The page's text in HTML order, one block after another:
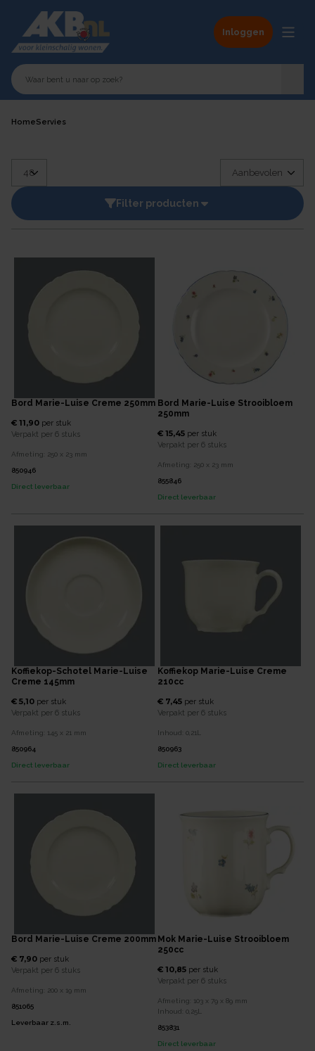
Inloggen
HomeServies
Filter producten
Bord Marie-Luise Creme 250mm
€ 11,90 per stuk
Verpakt per 6 stuks
Afmeting: 250 x 23 mm
850946
Direct leverbaar
Bord Marie-Luise Strooibloem
250mm
€ 15,45 per stuk
Verpakt per 6 stuks
Afmeting: 250 x 23 mm
855846
Direct leverbaar
Koffiekop-Schotel Marie-Luise
Creme 145mm
€ 5,10 per stuk
Verpakt per 6 stuks
Afmeting: 145 x 21 mm
850964
Direct leverbaar
Koffiekop Marie-Luise Creme
210cc
€ 7,45 per stuk
Verpakt per 6 stuks
Inhoud: 0,21L
850963
Direct leverbaar
Bord Marie-Luise Creme 200mm
€ 7,90 per stuk
Verpakt per 6 stuks
Afmeting: 200 x 19 mm
851065
Leverbaar z.s.m.
Mok Marie-Luise Strooibloem
250cc
€ 10,85 per stuk
Verpakt per 6 stuks
Afmeting: 103 x 79 x 89 mm
Inhoud: 0,25L
853831
Direct leverbaar